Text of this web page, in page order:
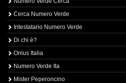
Cerca Numero Verde
Intestatario Numero Verde
Di chi è?
Onlus Italia
Numero Verde Ita
Mister Peperoncino